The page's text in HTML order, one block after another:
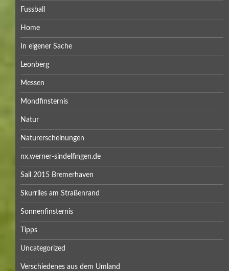
Fussball
Home
In eigener Sache
Leonberg
Messen
Mondfinsternis
Natur
Naturerscheinungen
nx.werner-sindelfingen.de
Sail 2015 Bremerhaven
Skurriles am Straßenrand
Sonnenfinsternis
Tipps
Uncategorized
Verschiedenes aus dem Umland